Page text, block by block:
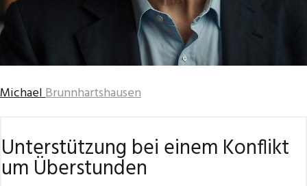
MichaelBrunnhartshausen
Unterstützung bei einem Konflikt
um Überstunden